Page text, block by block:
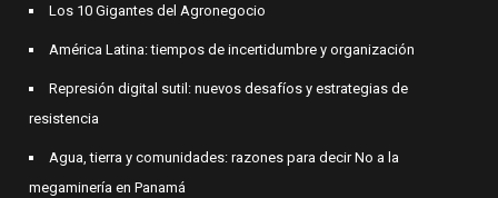
Los 10 Gigantes del Agronegocio
América Latina: tiempos de incertidumbre y organización
Represión digital sutil: nuevos desafíos y estrategias de
resistencia
Agua, tierra y comunidades: razones para decir No a la
megaminería en Panamá